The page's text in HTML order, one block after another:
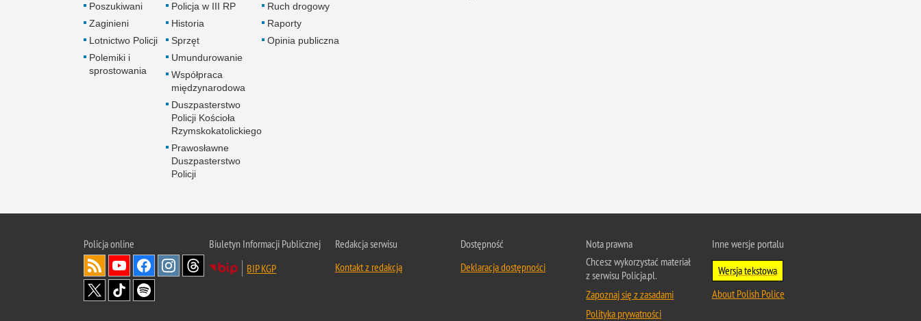
Przestępczość ubezpieczeniowa
Przewinienia w Policji
Pseudokibice
Rozboje
Poszukiwani
Zaginieni
Lotnictwo Policji
Polemiki i
sprostowania
Policja w III RP
Historia
Sprzęt
Umundurowanie
Współpraca
międzynarodowa
Duszpasterstwo
Policji Kościoła
Rzymskokatolickiego
Prawosławne
Duszpasterstwo
Policji
Ruch drogowy
Raporty
Opinia publiczna
Policjaonline
Biuletyn Informacji Publicznej
BIP KGP
Redakcja serwisu
Kontakt z redakcją
Dostępność
Deklaracja dostępności
Nota prawna
Chcesz wykorzystać materiał
z serwisu Policja.pl.
Zapoznaj się z zasadami
Polityka prywatności
Inne wersje portalu
Wersja tekstowa
About Polish Police